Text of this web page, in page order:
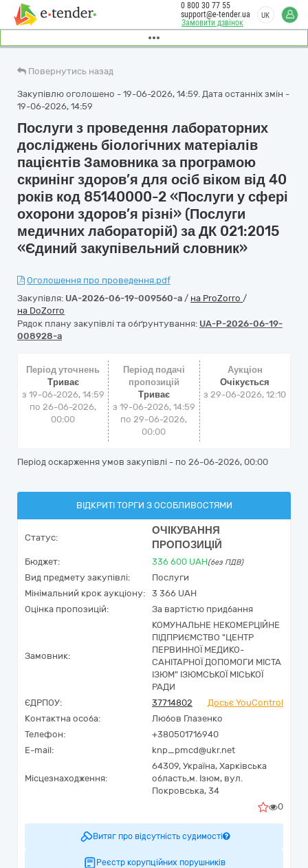
Замовити дзвінок
0 800 30 77 55
support@e-tender.ua
UK
Повернутись назад
Закупівлю оголошено - 19-06-2026, 14:59. Дата останніх змін -
19-06-2026, 14:59
Послуги з проведення лабораторних
досліджень біологічних матеріалів
пацієнтів Замовника за програмою
скринінг здоров’я для осіб віком від 40
років код 85140000-2 «Послуги у сфері
охорони здоров’я різні» (Послуги
медичних лабораторій) за ДК 021:2015
«Єдиний закупівельний словник»
Оголошення про проведення.pdf
Закупівля: UA-2026-06-19-009560-a / на ProZorro /
на DoZorro
Рядок плану закупівлі та обґрунтування: UA-P-2026-06-19-
008928-a
Період уточнень
Триває
з 19-06-2026, 14:59
по 26-06-2026,
00:00
Період подачі
пропозицій
Триває
з 19-06-2026, 14:59
по 29-06-2026,
00:00
Аукціон
Очікується
з29-06-2026, 12:10
Період оскарження умов закупівлі - по 26-06-2026, 00:00
ВІДКРИТІ ТОРГИ З ОСОБЛИВОСТЯМИ
Статус:
ОЧІКУВАННЯ
ПРОПОЗИЦІЙ
Бюджет: 336 600 UAH(без ПДВ)
Вид предмету закупівлі:
Послуги
Мінімальний крок аукціону:
3 366 UAH
Оцінка пропозицій:
За вартістю придбання
Замовник:
КОМУНАЛЬНЕ НЕКОМЕРЦІЙНЕ
ПІДПРИЄМСТВО "ЦЕНТР
ПЕРВИННОЇ МЕДИКО-
САНІТАРНОЇ ДОПОМОГИ МІСТА
ІЗЮМ" ІЗЮМСЬКОЇ МІСЬКОЇ
РАДИ
ЄДРПОУ:
37714802
Досьє YouControl
Контактна особа:
Любов Глазенко
Телефон:
+380501716940
E-mail:
knp_pmcd@ukr.net
Місцезнаходження:
64309, Україна, Харківська
область,м. Ізюм, вул.
Покровська, 34
0
Витяг про відсутність судимості
Реєстр корупційних порушників